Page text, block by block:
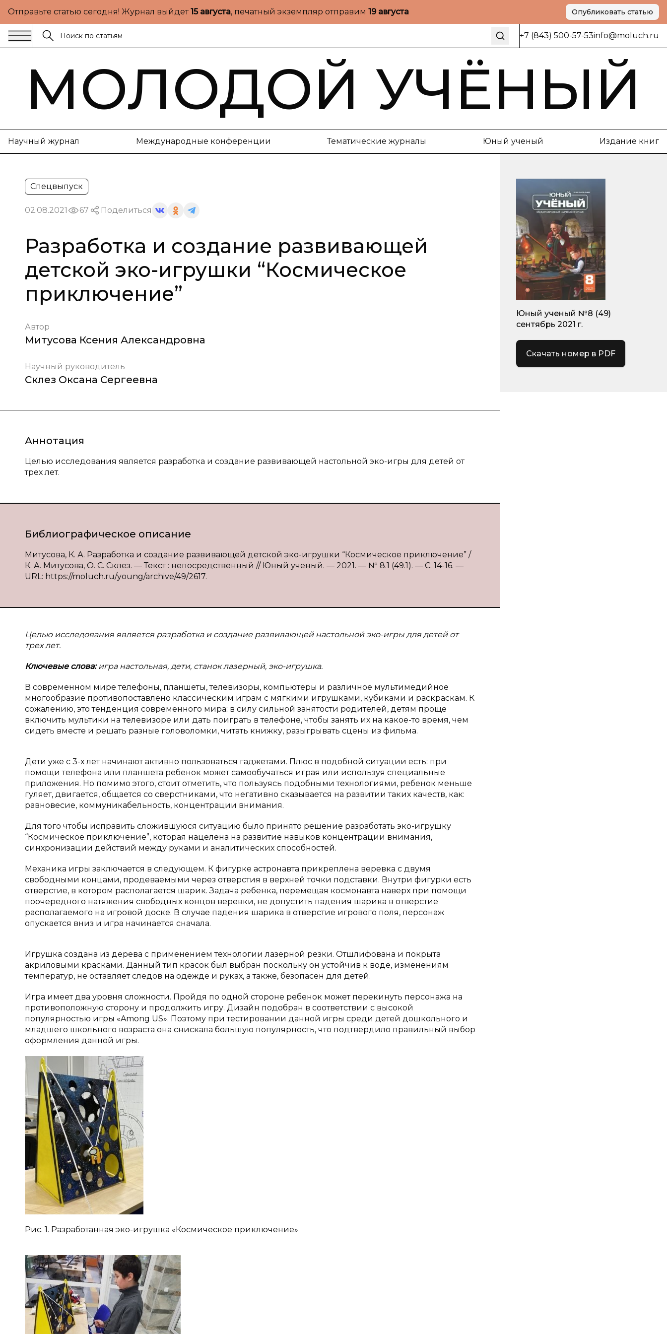
Отправьте статью сегодня! Журнал выйдет15 августа, печатный экземпляр отправим 19 августа Опубликовать статью
+7 (843) 500-57-53info@moluch.ru
МОЛОДОЙ УЧЁНЫЙ
Научный журнал Международные конференции Тематические журналы Юный ученый Издание книг
Спецвыпуск
02.08.2021 67 Поделиться
Разработка и создание развивающей
детской эко-игрушки “Космическое
приключение”
Автор
Митусова Ксения Александровна
Научный руководитель
Склез Оксана Сергеевна
Аннотация
Целью исследования является разработка и создание развивающей настольной эко-игры для детей от
трех лет.
Библиографическое описание
Митусова, К. А. Разработка и создание развивающей детской эко-игрушки “Космическое приключение” /
К. А. Митусова, О. С. Склез. — Текст : непосредственный // Юный ученый. — 2021. — № 8.1 (49.1). — С. 14-16. —
URL: https://moluch.ru/young/archive/49/2617.
Целью исследования является разработка и создание развивающей настольной эко-игры для детей от
трех лет.
Ключевые слова:игра настольная, дети, станок лазерный, эко-игрушка.
В современном мире телефоны, планшеты, телевизоры, компьютеры и различное мультимедийное
многообразие противопоставлено классическим играм с мягкими игрушками, кубиками и раскраскам. К
сожалению, это тенденция современного мира: в силу сильной занятости родителей, детям проще
включить мультики на телевизоре или дать поиграть в телефоне, чтобы занять их на какое-то время, чем
сидеть вместе и решать разные головоломки, читать книжку, разыгрывать сцены из фильма.
Дети уже с 3-х лет начинают активно пользоваться гаджетами. Плюс в подобной ситуации есть: при
помощи телефона или планшета ребенок может самообучаться играя или используя специальные
приложения. Но помимо этого, стоит отметить, что пользуясь подобными технологиями, ребенок меньше
гуляет, двигается, общается со сверстниками, что негативно сказывается на развитии таких качеств, как:
равновесие, коммуникабельность, концентрации внимания.
Для того чтобы исправить сложившуюся ситуацию было принято решение разработать эко-игрушку
“Космическое приключение”, которая нацелена на развитие навыков концентрации внимания,
синхронизации действий между руками и аналитических способностей.
Механика игры заключается в следующем. К фигурке астронавта прикреплена веревка с двумя
свободными концами, продеваемыми через отверстия в верхней точки подставки. Внутри фигурки есть
отверстие, в котором располагается шарик. Задача ребенка, перемещая космонавта наверх при помощи
поочередного натяжения свободных концов веревки, не допустить падения шарика в отверстие
располагаемого на игровой доске. В случае падения шарика в отверстие игрового поля, персонаж
опускается вниз и игра начинается сначала.
Игрушка создана из дерева с применением технологии лазерной резки. Отшлифована и покрыта
акриловыми красками. Данный тип красок был выбран поскольку он устойчив к воде, изменениям
температур, не оставляет следов на одежде и руках, а также, безопасен для детей.
Игра имеет два уровня сложности. Пройдя по одной стороне ребенок может перекинуть персонажа на
противоположную сторону и продолжить игру. Дизайн подобран в соответствии с высокой
популярностью игры «Among US». Поэтому при тестировании данной игры среди детей дошкольного и
младшего школьного возраста она снискала большую популярность, что подтвердило правильный выбор
оформления данной игры.
Рис. 1. Разработанная эко-игрушка «Космическое приключение»
Юный ученый №8 (49)
сентябрь 2021 г.
Скачать номер в PDF